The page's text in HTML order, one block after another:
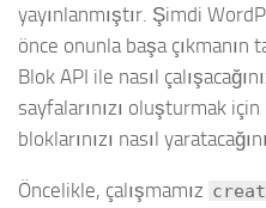
yayınlanmıştır. Şimdi
önce onunla başa çıkmanın
Blok API ile nasıl
sayfalarınızı oluşturmak
bloklarınızı nasıl
Öncelikle, çalışmamız